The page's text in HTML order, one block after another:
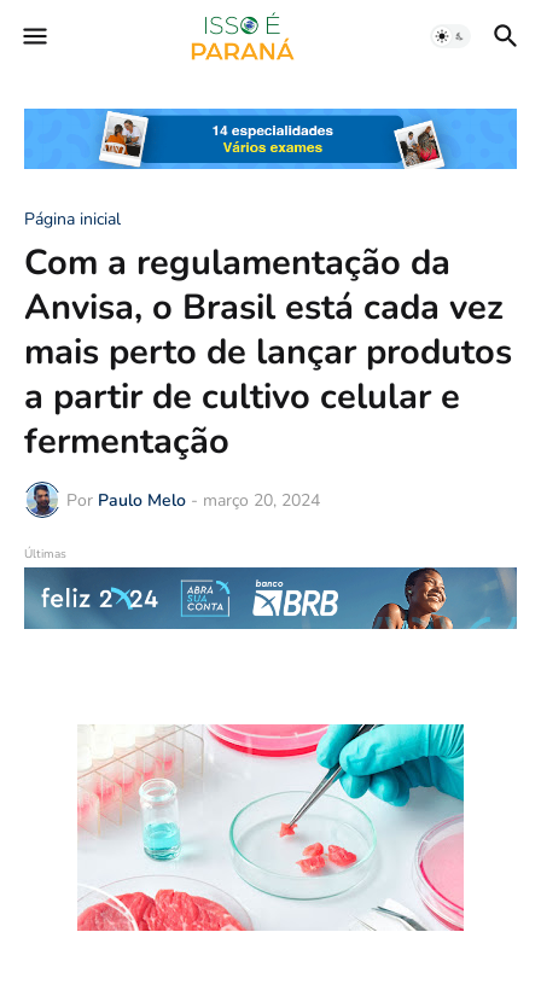
Página inicial
Com a regulamentação da
Anvisa, o Brasil está cada vez
mais perto de lançar produtos
a partir de cultivo celular e
fermentação
Por Paulo Melo - março 20, 2024
Últimas